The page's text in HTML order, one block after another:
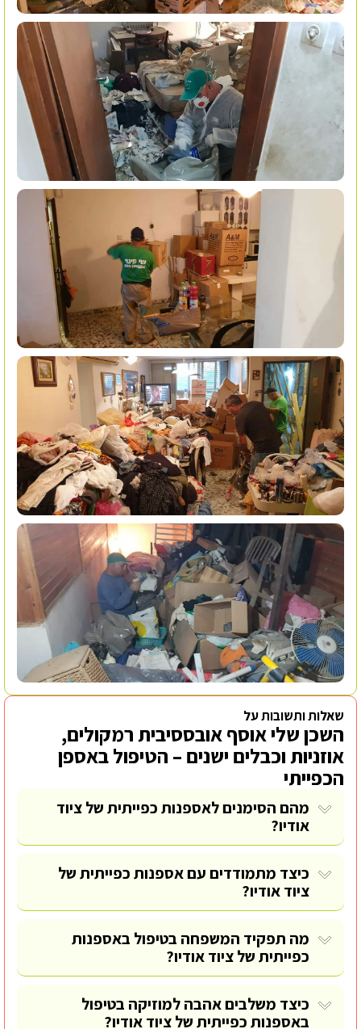
שאלות ותשובות על
השכן שלי אוסף אובססיבית רמקולים,
אוזניות וכבלים ישנים – הטיפול באספן
הכפייתי
מהם הסימנים לאספנות כפייתית של ציוד
אודיו?
כיצד מתמודדים עם אספנות כפייתית של
ציוד אודיו?
מה תפקיד המשפחה בטיפול באספנות
כפייתית של ציוד אודיו?
כיצד משלבים אהבה למוזיקה בטיפול
באספנות כפייתית של ציוד אודיו?